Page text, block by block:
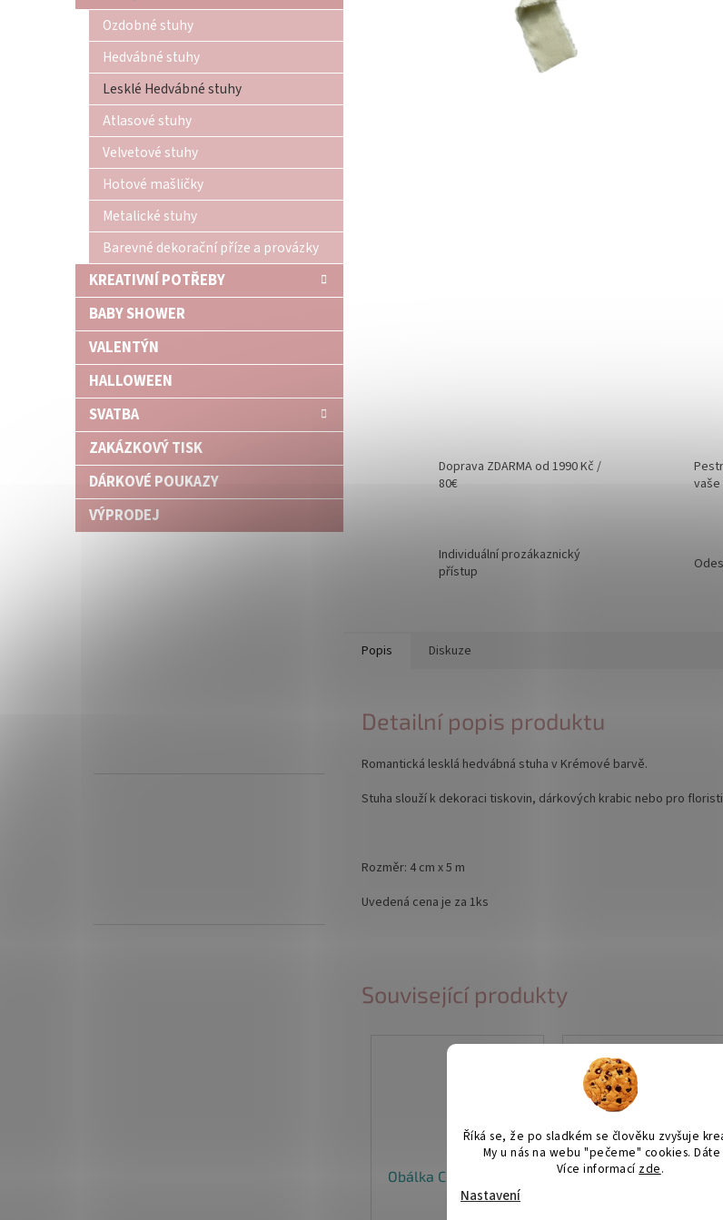
Říká se, že po sladkém se člověku zvyšuje
My u nás na webu "pečeme" cookies. Dáte
Více informací zde.
Nastavení
n
Ozdobné stuhy
Hedvábné stuhy
Lesklé Hedvábné stuhy
Atlasové stuhy
Velvetové stuhy
Hotové mašličky
Metalické stuhy
Barevné dekorační příze a provázky
KREATIVNÍ POTŘEBY
BABY SHOWER
VALENTÝN
HALLOWEEN
SVATBA
ZAKÁZKOVÝ TISK
DÁRKOVÉ POUKAZY
VÝPRODEJ
Doprava ZDARMA od 1990 Kč /
80€
Individuální prozákaznický
přístup
Související produkty
Obálka C6 - Krémová Obálka C7 - Krémová
Popis Diskuze
Detailní popis produktu
Romantická lesklá hedvábná stuha v Krémové barvě.
Stuha slouží k dekoraci tiskovin, dárkových krabic nebo pro
Rozměr: 4 cm x 5 m
Uvedená cena je za 1ks